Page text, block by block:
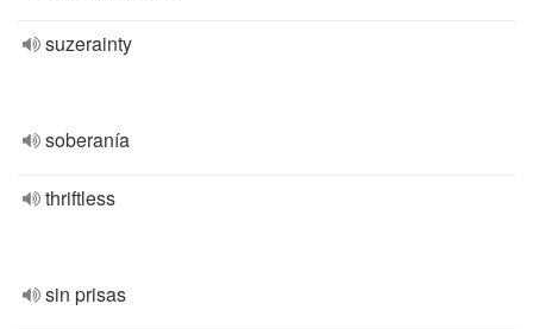
suzerainty
soberanía
thriftless
sin prisas